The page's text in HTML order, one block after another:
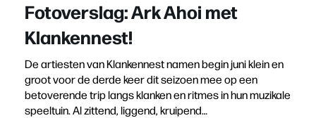
Fotoverslag: Ark Ahoi met
Klankennest!
De artiesten van Klankennest namen begin juni klein en
groot voor de derde keer dit seizoen mee op een
betoverende trip langs klanken en ritmes in hun muzikale
speeltuin. Al zittend, liggend, kruipend…